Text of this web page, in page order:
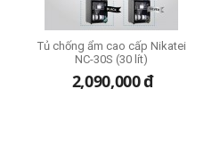
Tủ chống ẩm cao cấp Nikatei
NC-30S (30 lít)
2,090,000đ